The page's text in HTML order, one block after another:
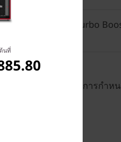
สุด 5.2GHz พร้อม Turbo
ซึ่งแตกต่างกันไปตามการกำห
นที่